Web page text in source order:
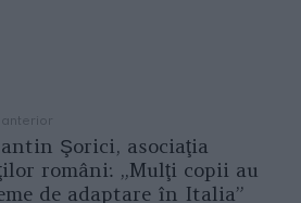
Şorici, asociaţia
români: „Mulţi copii au
de adaptare în Italia”